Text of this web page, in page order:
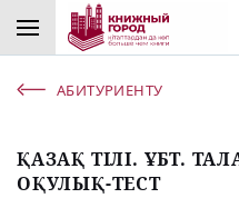
АБИТУРИЕНТУ
ҚАЗАҚ ТІЛІ. ҰБТ.
ОҚУЛЫҚ-ТЕСТ